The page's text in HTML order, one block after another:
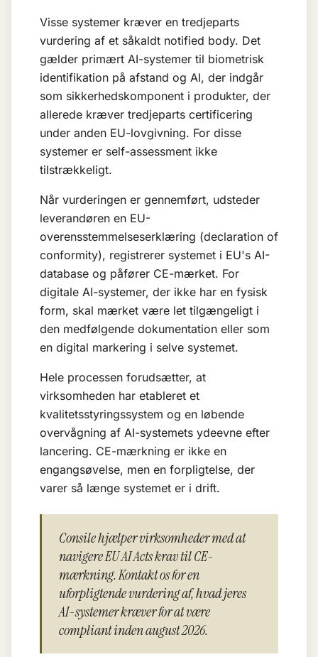
Visse systemer kræver en tredjeparts
vurdering af et såkaldt notified body. Det
gælder primært AI-systemer til biometrisk
identifikation på afstand og AI, der indgår
som sikkerhedskomponent i produkter, der
allerede kræver tredjeparts certificering
under anden EU-lovgivning. For disse
systemer er self-assessment ikke
tilstrækkeligt.
Når vurderingen er gennemført, udsteder
leverandøren en EU-
overensstemmelseserklæring (declaration of
conformity), registrerer systemet i EU's AI-
database og påfører CE-mærket. For
digitale AI-systemer, der ikke har en fysisk
form, skal mærket være let tilgængeligt i
den medfølgende dokumentation eller som
en digital markering i selve systemet.
Hele processen forudsætter, at
virksomheden har etableret et
kvalitetsstyringssystem og en løbende
overvågning af AI-systemets ydeevne efter
lancering. CE-mærkning er ikke en
engangsøvelse, men en forpligtelse, der
varer så længe systemet er i drift.
Consile hjælper virksomheder med at
navigere EU AI Acts krav til CE-
mærkning. Kontakt os for en
uforpligtende vurdering af, hvad jeres
AI-systemer kræver for at være
compliant inden august 2026.